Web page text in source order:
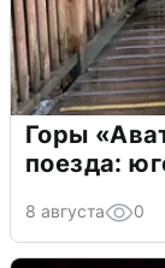
Горы
поезда:
8 августа 0